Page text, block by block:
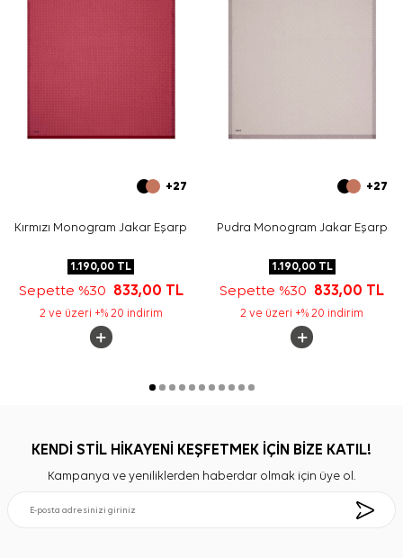
+27
Kırmızı Monogram Jakar Eşarp
1.190,00 TL
Sepette %30 833,00 TL
2 ve üzeri +% 20 indirim
+27
Pudra Monogram Jakar Eşarp
1.190,00TL
Sepette %30 833,00 TL
2 ve üzeri +% 20 indirim
KENDİ STİL HİKAYENİ KEŞFETMEK İÇİN BİZE KATIL!
Kampanya ve yeniliklerden haberdar olmak için üye ol.